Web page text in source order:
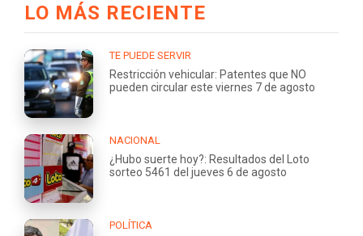
LO MÁS RECIENTE
TE PUEDE SERVIR
Restricción vehicular: Patentes que NO
pueden circular este viernes 7 de agosto
NACIONAL
¿Hubo suerte hoy?: Resultados del Loto
sorteo 5461 del jueves 6 de agosto
POLÍTICA